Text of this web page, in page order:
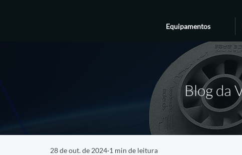
Equipamentos
Blog da
28 de out. de 2024 1 min de leitura